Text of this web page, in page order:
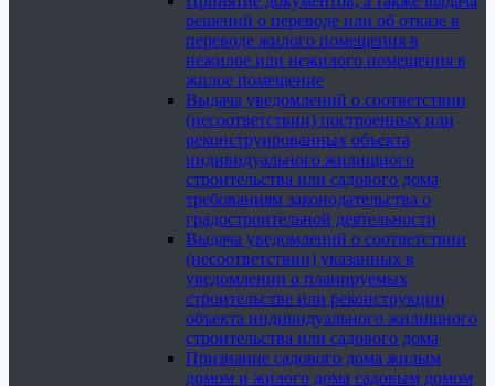
решений о переводе или об отказе в
переводе жилого помещения в
нежилое или нежилого помещения в
жилое помещение
Выдача уведомлений о соответствии
(несоответствии) построенных или
реконструированных объекта
индивидуального жилищного
строительства или садового дома
требованиям законодательства о
градостроительной деятельности
Выдача уведомлений о соответствии
(несоответствии) указанных в
уведомлении о планируемых
строительстве или реконструкции
объекта индивидуального жилищного
строительства или садового дома
Признание садового дома жилым
домом и жилого дома садовым домом